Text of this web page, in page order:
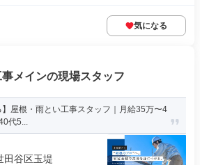
気になる
メインの現場スタッフ
】屋根・雨とい工事スタッフ｜月給35万〜4
代5...
田谷区玉堤